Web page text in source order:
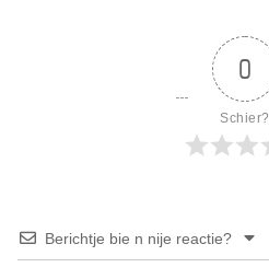
0
Schier?
Berichtje bie n nije reactie?